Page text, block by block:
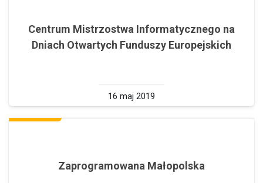
Centrum Mistrzostwa Informatycznego na
Dniach Otwartych Funduszy Europejskich
16 maj 2019
Zaprogramowana Małopolska